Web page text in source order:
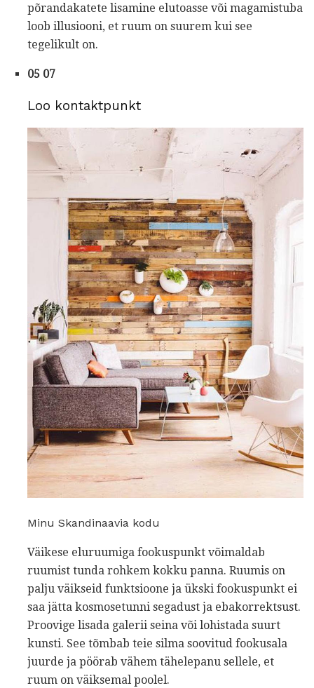
põrandakatete lisamine elutoasse või magamistuba
loob illusiooni, et ruum on suurem kui see
tegelikult on.
05 07
Loo kontaktpunkt
Minu Skandinaavia kodu
Väikese eluruumiga fookuspunkt võimaldab
ruumist tunda rohkem kokku panna. Ruumis on
palju väikseid funktsioone ja ükski fookuspunkt ei
saa jätta kosmosetunni segadust ja ebakorrektsust.
Proovige lisada galerii seina või lohistada suurt
kunsti. See tõmbab teie silma soovitud fookusala
juurde ja pöörab vähem tähelepanu sellele, et
ruum on väiksemal poolel.